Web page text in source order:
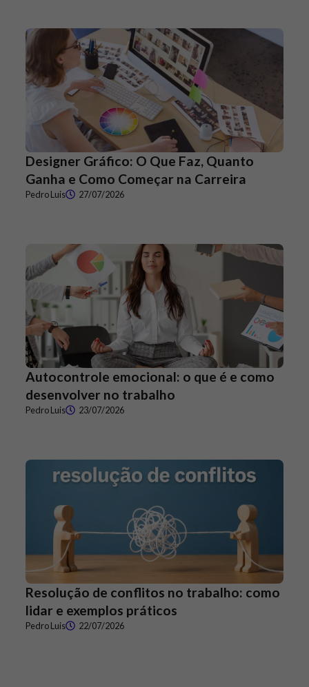
Designer Gráfico: O Que Faz, Quanto
Ganha e Como Começar na Carreira
Pedro Luis 27/07/2026
Autocontrole emocional: o que é e como
desenvolver no trabalho
Pedro Luis 23/07/2026
Resolução de conflitos no trabalho: como
lidar e exemplos práticos
Pedro Luis 22/07/2026